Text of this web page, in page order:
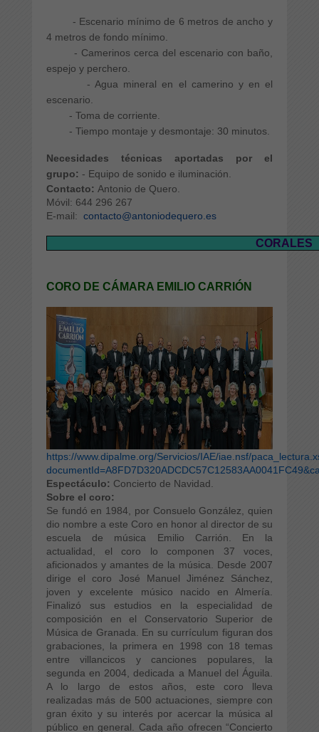
- Escenario mínimo de 6 metros de ancho y
4 metros de fondo mínimo.
- Camerinos cerca del escenario con baño,
espejo y perchero.
- Agua mineral en el camerino y en el
escenario.
- Toma de corriente.
- Tiempo montaje y desmontaje: 30 minutos.
Necesidades técnicas aportadas por el
grupo: - Equipo de sonido e iluminación.
Contacto: Antonio de Quero.
Móvil: 644 296 267
E-mail: contacto@antoniodequero.es
CORALES
CORO DE CÁMARA EMILIO CARRIÓN
https://www.dipalme.org/Servicios/IAE/iae.nsf/
Espectáculo: Concierto de Navidad.
Sobre el coro:
Se fundó en 1984, por Consuelo González, quien
dio nombre a este Coro en honor al director de su
escuela de música Emilio Carrión. En la
actualidad, el coro lo componen 37 voces,
aficionados y amantes de la música. Desde 2007
dirige el coro José Manuel Jiménez Sánchez,
joven y excelente músico nacido en Almería.
Finalizó sus estudios en la especialidad de
composición en el Conservatorio Superior de
Música de Granada. En su currículum figuran dos
grabaciones, la primera en 1998 con 18 temas
entre villancicos y canciones populares, la
segunda en 2004, dedicada a Manuel del Águila.
A lo largo de estos años, este coro lleva
realizadas más de 500 actuaciones, siempre con
gran éxito y su interés por acercar la música al
público en general. Cada año ofrecen “Concierto